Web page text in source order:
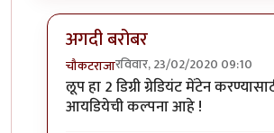
अगदी बरोबर
चौकटराजारविवार, 23/02/2020 09:10
In reply toविल्यम व ग्रेट लूपby
लूप हा 2 डिग्री ग्रेडियंट मेंटेन
आयडियेची कल्पना आहे !